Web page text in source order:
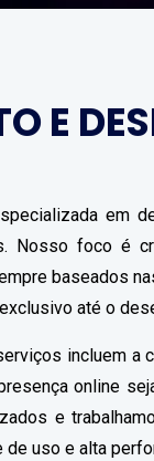
E
em
Nosso foco é
baseados
até o
incluem a
online
e
de uso e alta